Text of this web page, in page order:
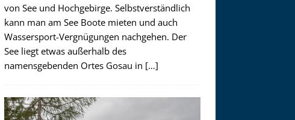
von See und Hochgebirge. Selbstverständlich
kann man am See Boote mieten und auch
Wassersport-Vergnügungen nachgehen. Der
See liegt etwas außerhalb des
namensgebenden Ortes Gosau in […]